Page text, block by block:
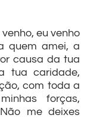
eu venho
quem amei, a
causa da tua
tua caridade,
com toda a
forças,
me deixes